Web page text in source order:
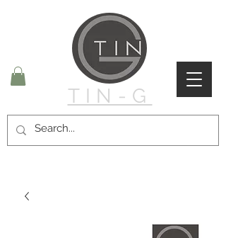
TIN-G